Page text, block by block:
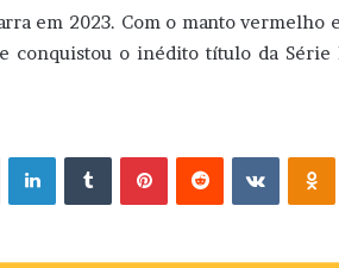
em 2023. Com o manto
conquistou o inédito título da Série
X Linkedin VK